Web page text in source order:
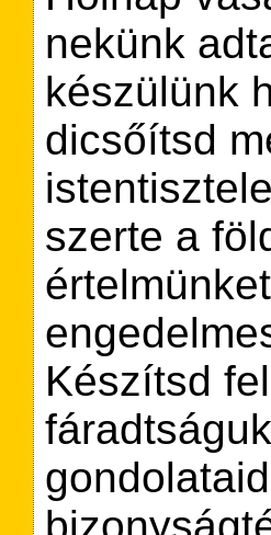
nekünk
készülünk
dicsőítsd
szerte a
Készítsd